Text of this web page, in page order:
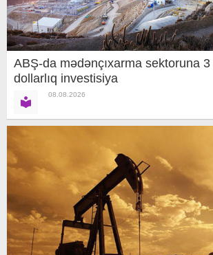
ABŞ-da mədənçıxarma sektoruna
dollarlıq investisiya
08.08.2026